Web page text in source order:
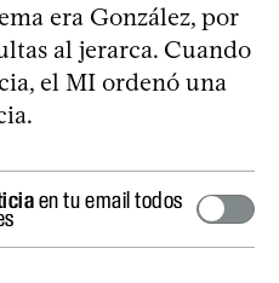
era González, por
al jerarca. Cuando
el MI ordenó una
en tu email todos